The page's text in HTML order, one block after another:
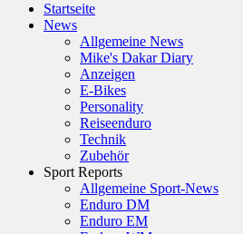
Startseite
News
Allgemeine News
Mike's Dakar Diary
Anzeigen
E-Bikes
Personality
Reiseenduro
Technik
Zubehör
Sport Reports
Allgemeine Sport-News
Enduro DM
Enduro EM